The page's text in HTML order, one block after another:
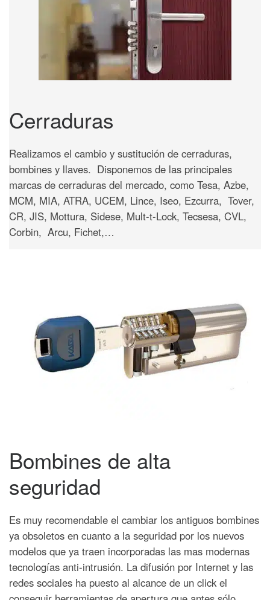
Cerraduras
Realizamos el cambio y sustitución de cerraduras,
bombines y llaves. Disponemos de las principales
marcas de cerraduras del mercado, como Tesa, Azbe,
MCM, MIA, ATRA, UCEM, Lince, Iseo, Ezcurra, Tover,
CR, JIS, Mottura, Sidese, Mult-t-Lock, Tecsesa, CVL,
Corbin, Arcu, Fichet,…
Bombines de alta
seguridad
Es muy recomendable el cambiar los antiguos bombines
ya obsoletos en cuanto a la seguridad por los nuevos
modelos que ya traen incorporadas las mas modernas
tecnologías anti-intrusión. La difusión por Internet y las
redes sociales ha puesto al alcance de un click el